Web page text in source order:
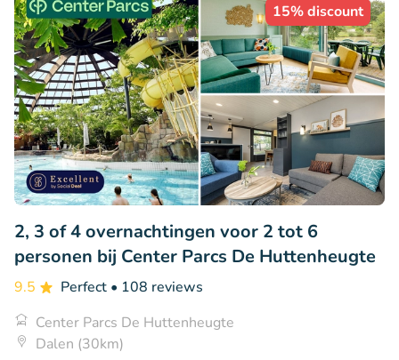
15% discount
2, 3 of 4 overnachtingen voor 2 tot 6
personen bij Center Parcs De Huttenheugte
9.5 Perfect • 108 reviews
Center Parcs De Huttenheugte
Dalen (30km)